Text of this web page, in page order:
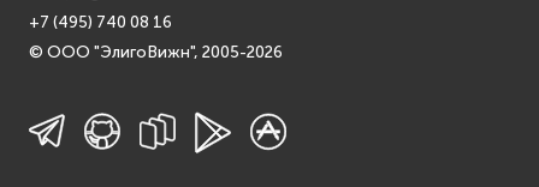
+7 (495) 740 08 16
© ООО "ЭлигоВижн", 2005-2026